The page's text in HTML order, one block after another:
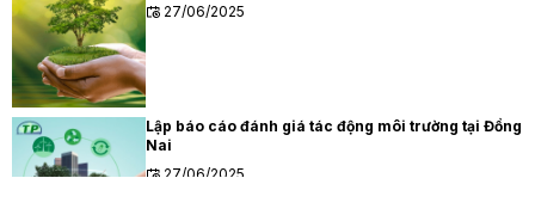
27/06/2025
Lập báo cáo đánh giá tác động môi trường tại Đồng
Nai
27/06/2025